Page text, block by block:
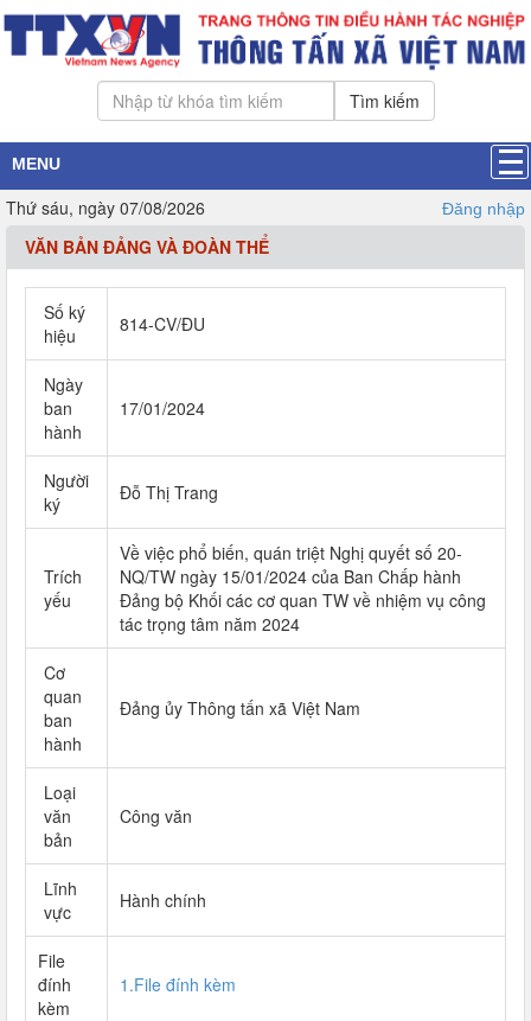
Tìm kiếm
MENU
Thứ sáu, ngày 07/08/2026 Đăng nhập
VĂN BẢN ĐẢNG VÀ ĐOÀN THỂ
Số ký
hiệu
814-CV/ĐU
Ngày
ban
hành
17/01/2024
Người
ký
Đỗ Thị Trang
Trích
yếu
Về việc phổ biến, quán triệt Nghị quyết số 20-
NQ/TW ngày 15/01/2024 của Ban Chấp hành
Đảng bộ Khối các cơ quan TW về nhiệm vụ công
tác trọng tâm năm 2024
Cơ
quan
ban
hành
Đảng ủy Thông tấn xã Việt Nam
Loại
văn
bản
Công văn
Lĩnh
vực
Hành chính
File
đính
kèm
1.File đính kèm